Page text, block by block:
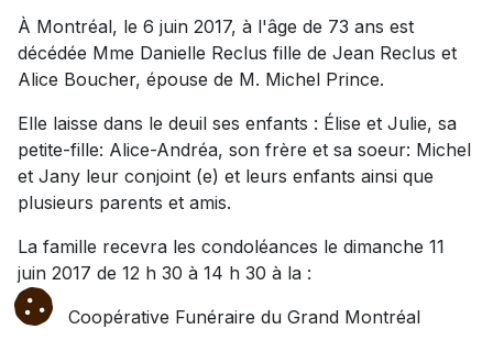
À Montréal, le 6 juin 2017, à l'âge de 73 ans est
décédée Mme Danielle Reclus fille de Jean Reclus et
Alice Boucher, épouse de M. Michel Prince.
Elle laisse dans le deuil ses enfants : Élise et Julie, sa
petite-fille: Alice-Andréa, son frère et sa soeur: Michel
et Jany leur conjoint (e) et leurs enfants ainsi que
plusieurs parents et amis.
La famille recevra les condoléances le dimanche 11
juin 2017 de 12 h 30 à 14 h 30 à la :
Coopérative Funéraire du Grand Montréal